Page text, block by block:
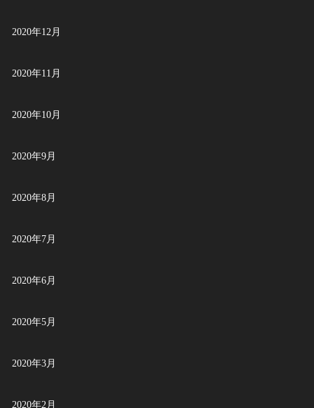
2020年12月
2020年11月
2020年10月
2020年9月
2020年8月
2020年7月
2020年6月
2020年5月
2020年3月
2020年2月